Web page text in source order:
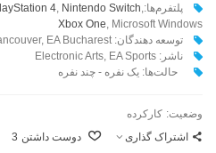
پلتفرم‌ها:
4, Nintendo Switch
Xbox One , Microsoft Windows
توسعه دهندگان: Electronic Arts, EA Vancouver, EA Bucharest
ناشر: Electronic Arts, EA Sports
حالت‌ها: یک نفره - چند نفره
وضعیت: کارکرده
اشتراک گذاری
دوست داشتن 3